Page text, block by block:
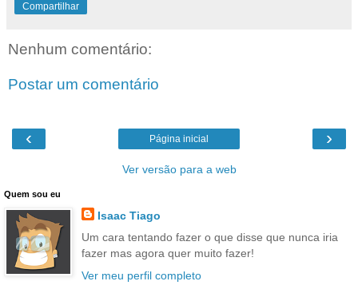
Compartilhar
Nenhum comentário:
Postar um comentário
‹ ›
Página inicial
Ver versão para a web
Quem sou eu
Isaac Tiago
Um cara tentando fazer o que disse que nunca iria
fazer mas agora quer muito fazer!
Ver meu perfil completo